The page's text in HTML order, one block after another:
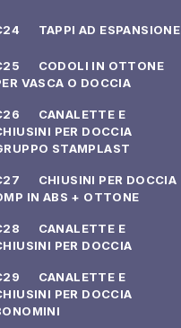
TAPPI AD ESPANSIONE
CODOLI IN OTTONE
VASCA O DOCCIA
CANALETTE E
PER DOCCIA
STAMPLAST
CHIUSINI PER DOCCIA
IN ABS + OTTONE
CANALETTE E
PER DOCCIA
CANALETTE E
PER DOCCIA